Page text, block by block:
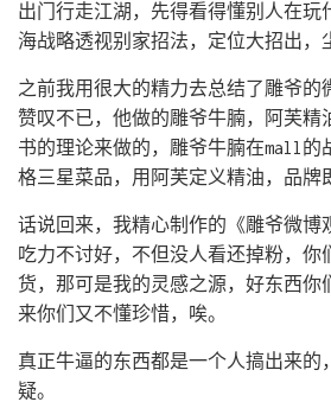
出门行走江湖，先得看得懂别人在玩
海战略透视别家招法，定位大招出，
之前我用很大的精力去总结了雕爷的
赞叹不已，他做的雕爷牛腩，阿芙精
书的理论来做的，雕爷牛腩在mall的
格三星菜品，用阿芙定义精油，品牌
话说回来，我精心制作的《雕爷微博
吃力不讨好，不但没人看还掉粉，你
货，那可是我的灵感之源，好东西你
来你们又不懂珍惜，唉。
真正牛逼的东西都是一个人搞出来的
疑。